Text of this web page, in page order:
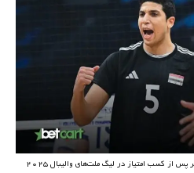
از کسب امتیاز در لیگ ملت‌های والیبال ۲۰۲۵